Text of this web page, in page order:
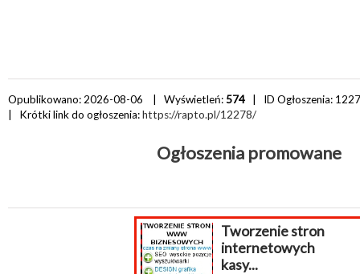
Opublikowano: 2026-08-06 | Wyświetleń: 574 | ID Ogłoszenia:
| Krótki link do ogłoszenia:https://rapto.pl/12278/
Ogłoszenia promowane
Tworzenie stron
internetowych
kasy...